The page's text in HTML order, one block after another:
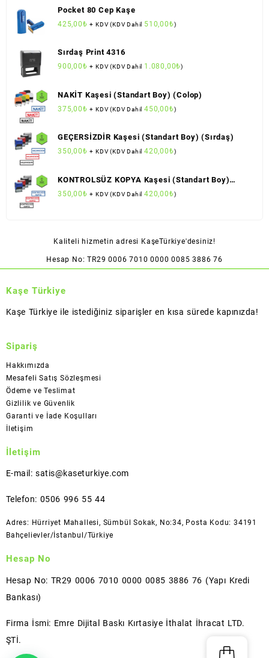
Pocket 80 Cep Kaşe
425,00₺ + KDV (KDV Dahil 510,00₺)
Sırdaş Print 4316
900,00₺ + KDV (KDV Dahil 1.080,00₺)
NAKİT Kaşesi (Standart Boy) (Colop)
375,00₺ + KDV (KDV Dahil450,00₺)
GEÇERSİZDİR Kaşesi (Standart Boy) (Sırdaş)
350,00₺ + KDV (KDV Dahil420,00₺)
KONTROLSÜZ KOPYA Kaşesi (Standart Boy)
(Sırdaş)
350,00₺ + KDV (KDV Dahil420,00₺)
Kaliteli hizmetin adresi KaşeTürkiye'desiniz!
Hesap No: TR29 0006 7010 0000 0085 3886 76
Kaşe Türkiye
Kaşe Türkiye ile istediğiniz siparişler en kısa sürede kapınızda!
Sipariş
Hakkımızda
Mesafeli Satış Sözleşmesi
Ödeme ve Teslimat
Gizlilik ve Güvenlik
Garanti ve İade Koşulları
İletişim
İletişim
E-mail: satis@kaseturkiye.com
Telefon: 0506 996 55 44
Adres: Hürriyet Mahallesi, Sümbül Sokak, No:34, Posta Kodu: 34191
Bahçelievler/İstanbul/Türkiye
Hesap No
Hesap No: TR29 0006 7010 0000 0085 3886 76 (Yapı Kredi
Bankası)
Firma İsmi: Emre Dijital Baskı Kırtasiye İthalat İhracat LTD.
ŞTİ.